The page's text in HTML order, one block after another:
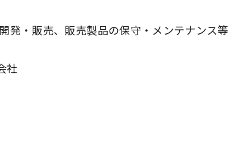
発・販売、販売製品の保守・メンテナンス等
社